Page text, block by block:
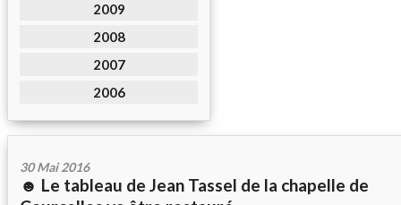
2009
2008
2007
2006
30 Mai 2016
☻ Le tableau de Jean Tassel de la chapelle de